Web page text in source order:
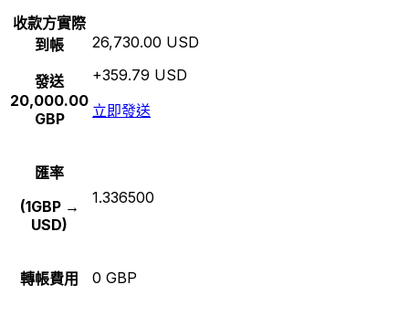
收款方實際
到帳
發送
20,000.00
GBP
26,730.00 USD
+359.79 USD
立即發送
匯率
(1GBP →
USD)
1.336500
轉帳費用 0 GBP